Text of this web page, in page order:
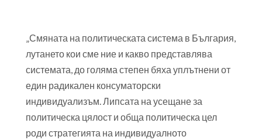
„Смяната на политическата система в България,
лутането кои сме ние и какво представлява
системата, до голяма степен бяха уплътнени от
един радикален консуматорски
индивидуализъм. Липсата на усещане за
политическа цялост и обща политическа цел
роди стратегията на индивидуалното